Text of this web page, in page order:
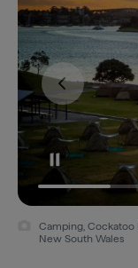
Camping, Cockatoo
New South Wales